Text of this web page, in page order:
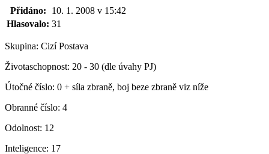
Přidáno:
10. 1. 2008 v 15:42
Hlasovalo: 31
Skupina: Cizí Postava
Životaschopnost: 20 - 30 (dle úvahy PJ)
Útočné číslo: 0 + síla zbraně, boj beze zbraně viz níže
Obranné číslo: 4
Odolnost: 12
Inteligence: 17